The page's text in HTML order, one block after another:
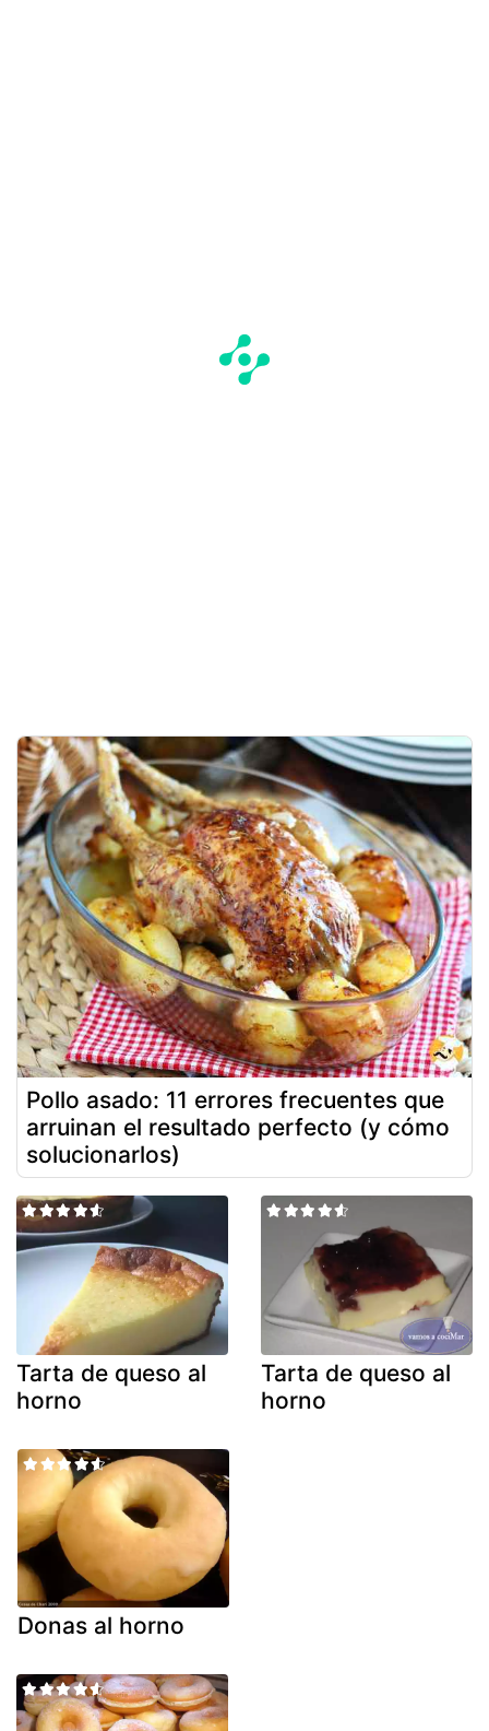
Pollo asado: 11 errores frecuentes que
arruinan el resultado perfecto (y cómo
solucionarlos)
Tarta de queso al
horno
Tarta de queso al
horno
Donas al horno